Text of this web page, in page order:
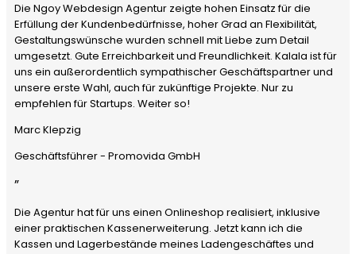
Die Ngoy Webdesign Agentur zeigte hohen Einsatz für die
Erfüllung der Kundenbedürfnisse, hoher Grad an Flexibilität,
Gestaltungswünsche wurden schnell mit Liebe zum Detail
umgesetzt. Gute Erreichbarkeit und Freundlichkeit. Kalala ist für
uns ein außerordentlich sympathischer Geschäftspartner und
unsere erste Wahl, auch für zukünftige Projekte. Nur zu
empfehlen für Startups. Weiter so!
Marc Klepzig
Geschäftsführer - Promovida GmbH
”
Die Agentur hat für uns einen Onlineshop realisiert, inklusive
einer praktischen Kassenerweiterung. Jetzt kann ich die
Kassen und Lagerbestände meines Ladengeschäftes und